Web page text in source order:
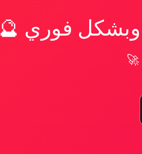
وبشكل فوري 🔮